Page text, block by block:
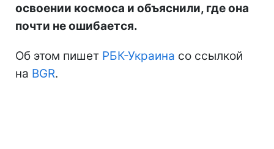
освоении космоса и объяснили, где она
почти не ошибается.
Об этом пишет РБК-Украина со ссылкой
на BGR.